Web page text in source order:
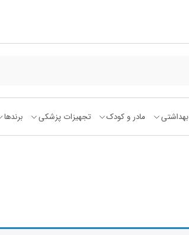
بهداشتی مادر و کودک تجهیزات پزشکی برندها